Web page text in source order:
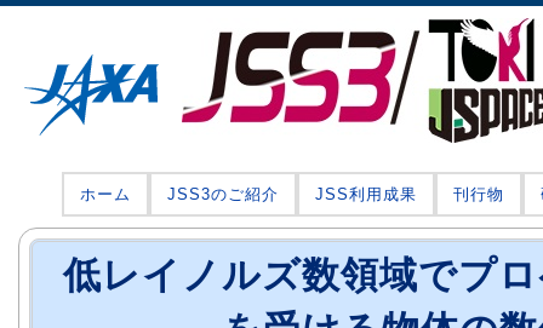
ホーム JSS3のご紹介 JSS利用成果 刊行物
低レイノルズ数領域でプ